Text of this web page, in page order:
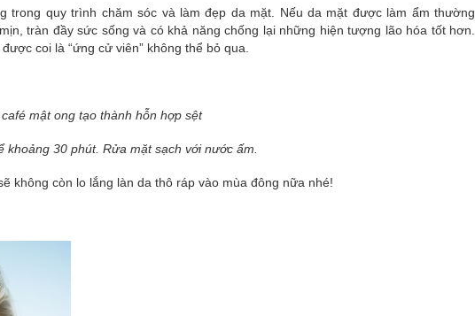
trong quy trình chăm sóc và làm đẹp da mặt. Nếu da mặt được làm ẩm thường
tràn đầy sức sống và có khả năng chống lại những hiện tượng lão hóa tốt hơn.
coi là “ứng cử viên” không thể bỏ qua.
mật ong tạo thành hỗn hợp sệt
30 phút. Rửa mặt sạch với nước ấm.
không còn lo lắng làn da thô ráp vào mùa đông nữa nhé!